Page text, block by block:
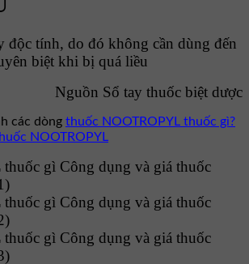
độc tính, do đó không cần dùng đến
biệt khi bị quá liều
Nguồn Sổ tay thuốc biệt dược
các dòng thuốc NOOTROPYL thuốc gì?
NOOTROPYL